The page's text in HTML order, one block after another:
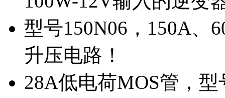
型号150N06，150A、
升压电路！
28A低电荷MOS管，